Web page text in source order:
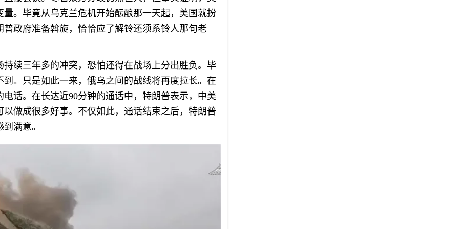
。毕竟从乌克兰危机开始酝酿那一天起，美国就扮
政府准备斡旋，恰恰应了解铃还须系铃人那句老
续三年多的冲突，恐怕还得在战场上分出胜负。毕
。只是如此一来，俄乌之间的战线将再度拉长。在
话。在长达近90分钟的通话中，特朗普表示，中美
做成很多好事。不仅如此，通话结束之后，特朗普
满意。